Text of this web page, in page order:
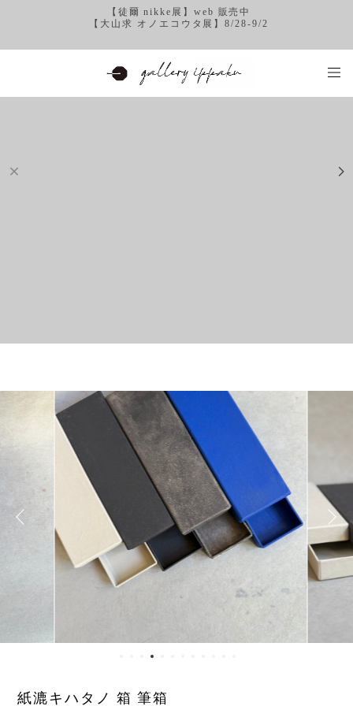
【徒爾 nikke展】web 販売中
【大山求 オノエコウタ展】8/28-9/2
紙漉キハタノ 箱 筆箱